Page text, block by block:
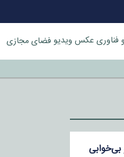
عکس ویدیوفضای مجازی
بی‌خوابی